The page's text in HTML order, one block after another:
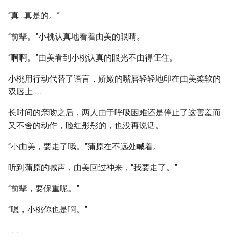
“真…真是的。”
“前辈。”小桃认真地看着由美的眼睛。
“啊啊。”由美看到小桃认真的眼光不由得怔住。
小桃用行动代替了语言，娇嫩的嘴唇轻轻地印在由美柔软的
双唇上……
长时间的亲吻之后，两人由于呼吸困难还是停止了这害羞而
又不舍的动作，脸红彤彤的，也没再说话。
“小由美，要走了哦。”蒲原在不远处喊着。
听到蒲原的喊声，由美回过神来，“我要走了。”
“前辈，要保重呢。”
“嗯，小桃你也是啊。”
……